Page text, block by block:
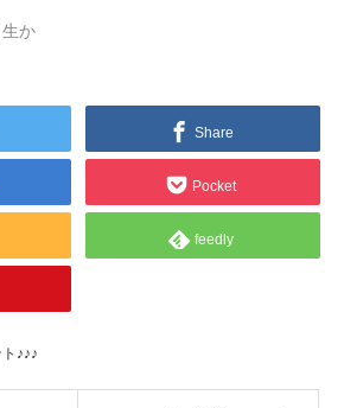
か
Share
Pocket
feedly
♪♪♪